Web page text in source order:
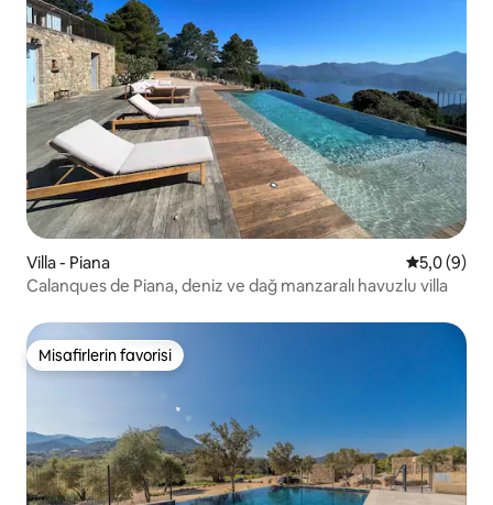
Villa - Piana 55,0 (9)
Calanques de Piana, deniz ve dağ manzaralı havuzlu villa
Misafirlerin favorisi
Misafirlerin favorisi